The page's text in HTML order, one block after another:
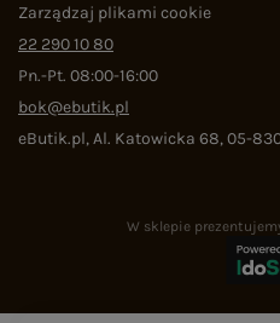
Zarządzaj plikami cookie
22 290 10 80
Pn.-Pt. 08:00-16:00
bok@ebutik.pl
eButik.pl,Al. Katowicka 68,05-
W sklepie